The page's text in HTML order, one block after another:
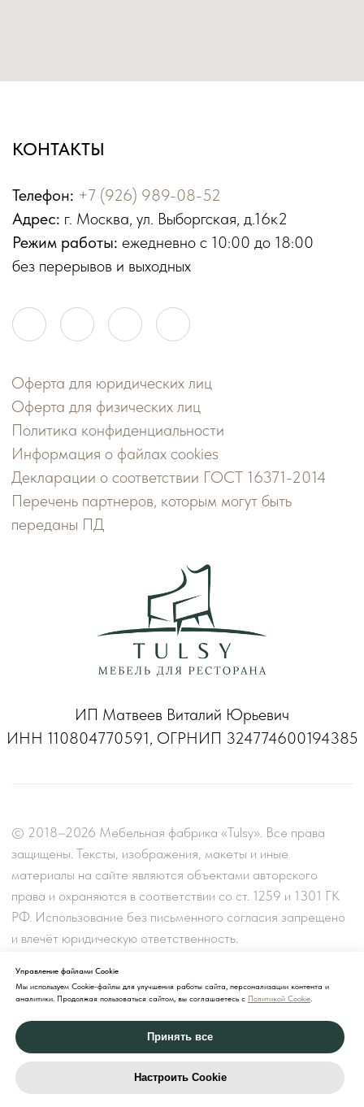
Управление файлами Cookie
Мы используем Cookie-файлы для улучшения работы сайта, персонализации контента и
аналитики. Продолжая пользоваться сайтом, вы соглашаетесь с Политикой Cookie.
Принять все
Настроить Cookie